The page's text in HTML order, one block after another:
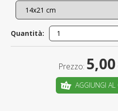
Quantità:
Prezzo: 5,00
AGGIUNGI AL